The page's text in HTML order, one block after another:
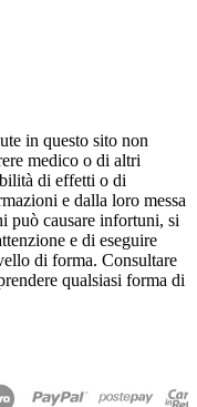
in questo sito non
medico o di altri
di effetti o di
e dalla loro messa
può causare infortuni, si
e di eseguire
di forma. Consultare
qualsiasi forma di